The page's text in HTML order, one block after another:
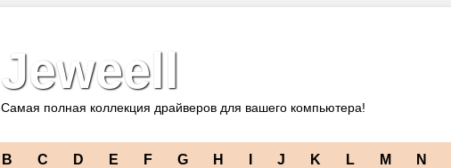
Jeweell
Самая полная коллекция драйверов для вашего компьютера!
B C D E F G H J K L M N